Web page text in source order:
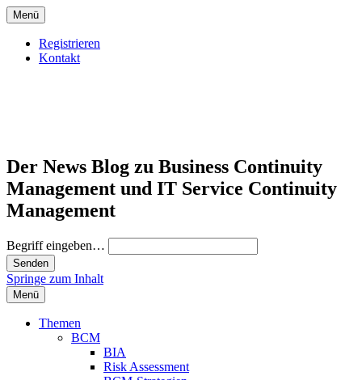
Menü
Registrieren
Kontakt
Der News Blog zu Business Continuity
Management und IT Service Continuity
Management
Begriff eingeben…
Springe zum Inhalt
Menü
Themen
BCM
BIA
Risk Assessment